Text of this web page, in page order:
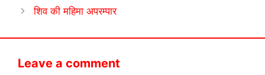
शिव की महिमा अपरम्पार
Leave a comment